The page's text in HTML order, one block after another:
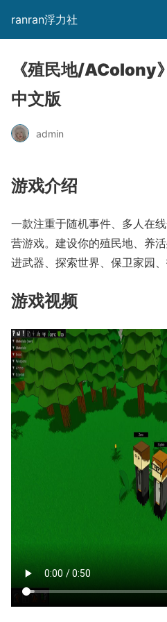
ranran浮力社
《殖民地/
中文版
admin
游戏介绍
一款注重于随机事件、多人在
营游戏。建设你的殖民地、养
进武器、探索世界、保卫家园、
游戏视频